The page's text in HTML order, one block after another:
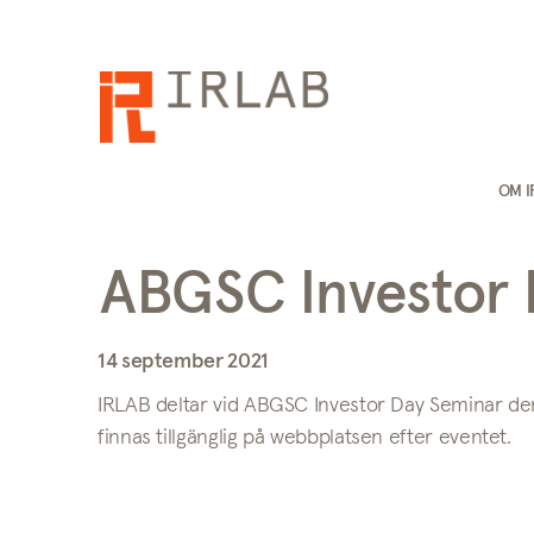
OM
ABGSC Investor
14 september 2021
IRLAB deltar vid ABGSC Investor Day Seminar
finnas tillgänglig på webbplatsen efter eventet.